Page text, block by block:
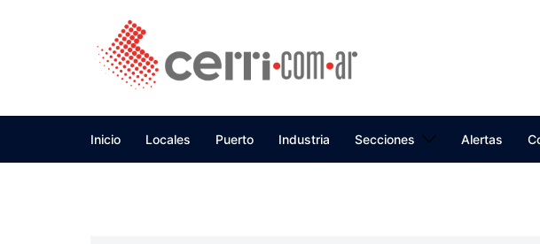
Inicio Locales Puerto Industria Secciones Alertas